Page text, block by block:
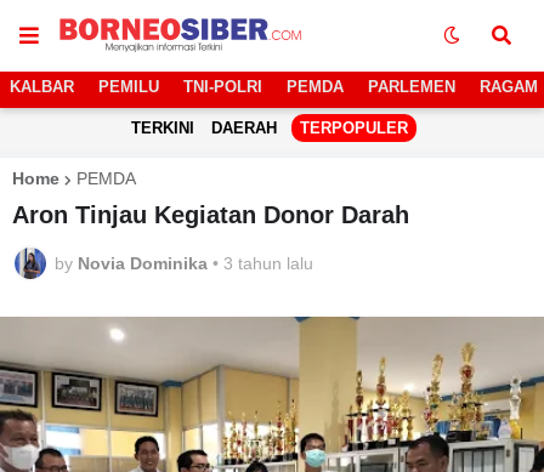
KALBAR PEMILU TNI-POLRI PEMDA PARLEMEN RAGAM
TERKINI DAERAH TERPOPULER
Home PEMDA
Aron Tinjau Kegiatan Donor Darah
by Novia Dominika • 3 tahun lalu